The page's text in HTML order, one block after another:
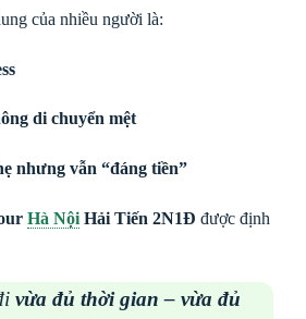
của nhiều người là:
di chuyển mệt
nhưng vẫn “đáng tiền”
Hà Nội Hải Tiến 2N1Đ được định
vừa đủ thời gian – vừa đủ